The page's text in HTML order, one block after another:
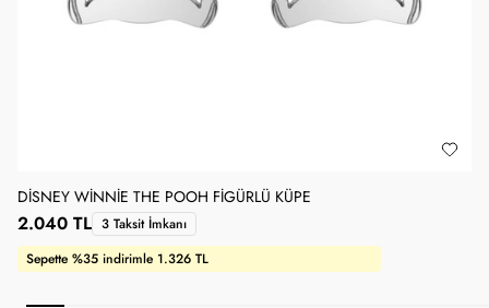
DISNEY WINNIE THE POOH FIGÜRLÜ KÜPE
Sepette %35 indirimle 1.326 TL
2.040 TL 3 Taksit İmkanı